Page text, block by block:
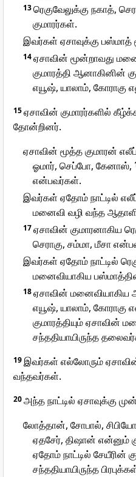
13ரெகுவேலுக்கு நகாத்,
குமாரர்கள்.
இவர்கள் ஏசாவுக்கு
14ஏசாவின் மூன்றாவது
குமாரத்தி ஆனாகினின்
எயூஷ், யாலாம், கோராகு
15ஏசாவின் குமாரர்களில்
தோன்றினர்.
ஏசாவின் மூத்த குமாரன்
ஓமார், செப்போ, கேனாஸ்,
என்பவர்கள்.
இவர்கள் ஏதோம் நாட்டில்
மனைவி வழி வந்த
17ஏசாவின் குமாரனாகிய
செராகு, சம்மா, மீசா
இவர்கள் ஏதோம் நாட்டில்
மனைவியாகிய
18ஏசாவின் மனைவியாகிய
எயூஷ், யாலாம்,
குமாரத்தியும் ஏசாவின்
சந்ததியாயிருந்த
19இவர்கள் எல்லோரும் ஏசாவின்
வந்தவர்கள்.
20அந்த நாட்டில் ஏசாவுக்கு
லோத்தான், சோபால்,
ஏதசேர், திஷான் என்னும்
ஏதோம் நாட்டில் சேயீரின்
சந்ததியாயிருந்த